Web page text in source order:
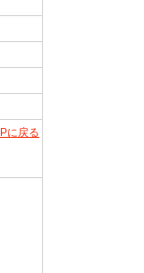
に戻る